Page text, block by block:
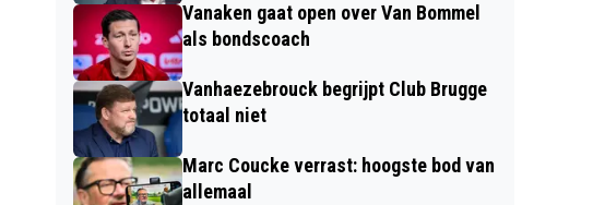
Vanaken gaat open over Van Bommel
als bondscoach
Vanhaezebrouck begrijpt Club Brugge
totaal niet
Marc Coucke verrast: hoogste bod van
allemaal